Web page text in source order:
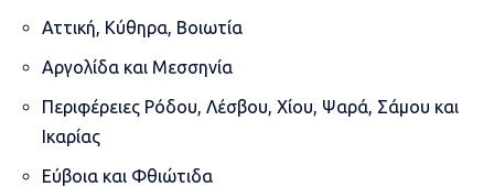
Αττική, Κύθηρα, Βοιωτία
Αργολίδα και Μεσσηνία
Περιφέρειες Ρόδου, Λέσβου, Χίου, Ψαρά, Σάμου και
Ικαρίας
Εύβοια και Φθιώτιδα